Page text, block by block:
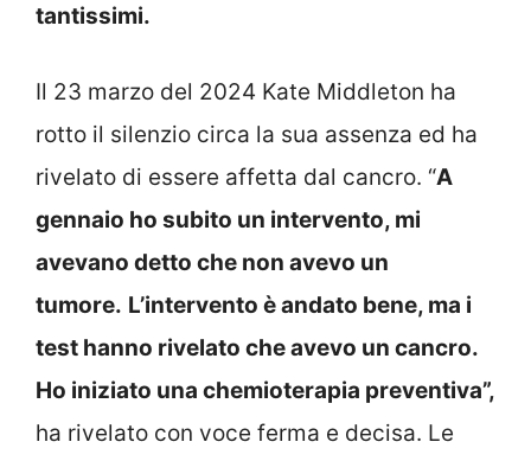
tantissimi.
Il 23 marzo del 2024 Kate Middleton ha
rotto il silenzio circa la sua assenza ed ha
rivelato di essere affetta dal cancro. “A
gennaio ho subito un intervento, mi
avevano detto che non avevo un
tumore. L’intervento è andato bene, ma i
test hanno rivelato che avevo un cancro.
Ho iniziato una chemioterapia preventiva”,
ha rivelato con voce ferma e decisa. Le